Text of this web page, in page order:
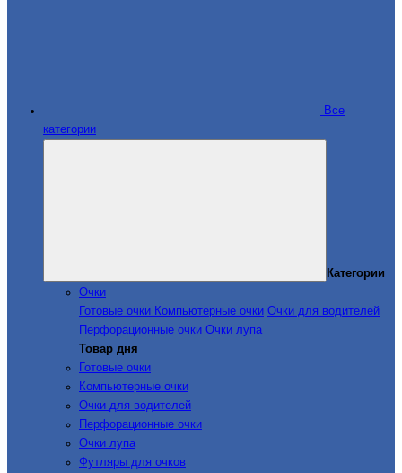
Все
категории
Категории
Очки
Готовые очки Компьютерные очки Очки для водителей
Перфорационные очки Очки лупа
Товар дня
Готовые очки
Компьютерные очки
Очки для водителей
Перфорационные очки
Очки лупа
Футляры для очков